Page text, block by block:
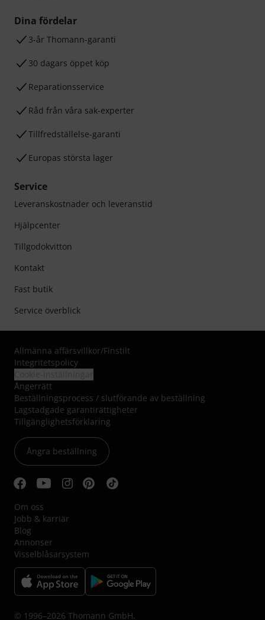
Dina fördelar
3-år Thomann-garanti
30 dagars öppet köp
Reparationsservice
Råd från våra sak-experter
Tillfredställelse-garanti
Europas största lager
Service
Leveranskostnader och leveranstid
Hjälpcenter
Tillgodokvitton
Kontakt
Fast butik
Service överblick
Allmänna affärsvillkor/Finstilt
Integritetspolicy
Ångerrätt
Beställningsprocess / slutförande av beställning
Lagstadgade garantirättigheter
Tillgänglighetsförklaring
Ångra beställning
Om oss
Jobb & karriär
Blog
Annonser
Visselblåsarsystem
© 1996–2026 Thomann GmbH.